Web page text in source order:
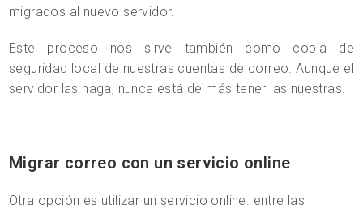
migrados al nuevo servidor.
Este proceso nos sirve también como copia de
seguridad local de nuestras cuentas de correo. Aunque el
servidor las haga, nunca está de más tener las nuestras.
Migrar correo con un servicio online
Otra opción es utilizar un servicio online. entre las